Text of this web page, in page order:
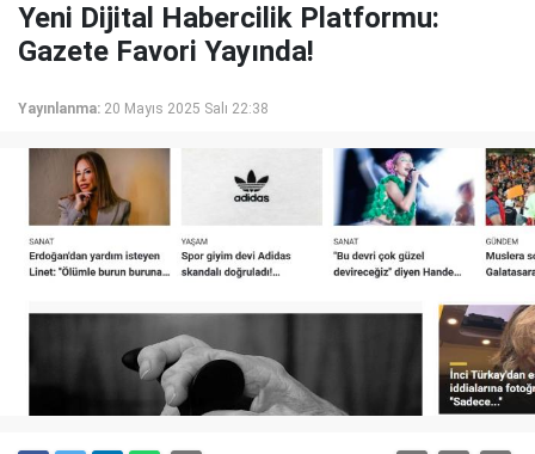
Yeni Dijital Habercilik Platformu:
Gazete Favori Yayında!
Yayınlanma: 20 Mayıs 2025 Salı 22:38